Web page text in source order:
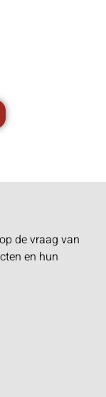
de vraag van
en hun